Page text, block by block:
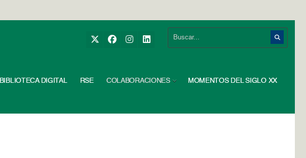
BIBLIOTECA DIGITAL RSE COLABORACIONES MOMENTOS DEL SIGLO XX